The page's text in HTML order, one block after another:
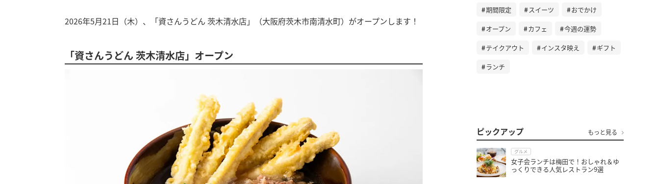
2026年5月21日（木）、「資さんうどん 茨木清水店」（大阪府茨木市南清水町）がオープンします！
「資さんうどん 茨木清水店」オープン
期間限定 スイーツ おでかけ
オープン カフェ 今週の運勢
テイクアウト インスタ映え ギフト
ランチ
ピックアップ もっと見る
グルメ
女子会ランチは梅田で！おしゃれ＆ゆ
っくりできる人気レストラン9選